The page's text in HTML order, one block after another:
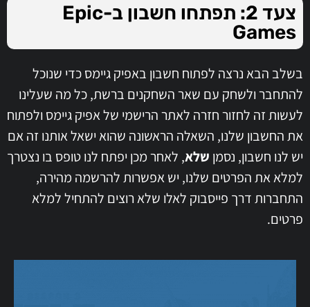
צעד 2: תפתחו חשבון ב-Epic
Games
בשלב הבא נרצה לפתוח חשבון באפיק גיימס כדי שנוכל
להתחבר ולשחק עם שאר השחקנים ברשת, כל מה שעלינו
לעשות זה לחזור חזרה לאתר הרישמי של אפיק גיימס ולפתוח
את החשבון שלנו, השאלה הראשונה שהוא ישאל אותנו זה אם
יש לנו חשבון, נסמן שלא, לאחר מכן יפתח לנו טופס בו נצטרך
למלא את הפרטים שלנו, יש אפשרות להרשמה מהירה,
התחברות דרך פייסבוק לאלו שלא רוצים להתחיל למלא
פרטים.